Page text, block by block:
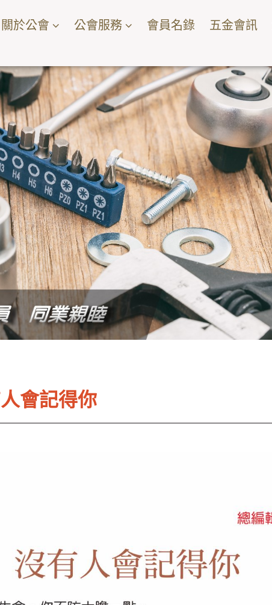
關於公會 公會服務 會員名錄 五金會訊
會記得你